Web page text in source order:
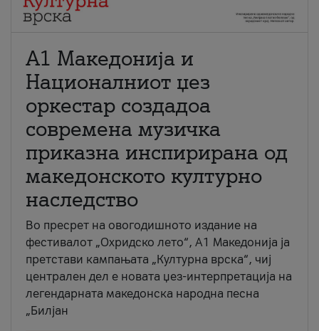
А1 Македонија и
Националниот џез
оркестар создадоа
современа музичка
приказна инспирирана од
македонското културно
наследство
Во пресрет на овогодишното издание на
фестивалот „Охридско лето“, А1 Македонија ја
претстави кампањата „Културна врска“, чиј
централен дел е новата џез-интерпретација на
легендарната македонска народна песна
„Билјан